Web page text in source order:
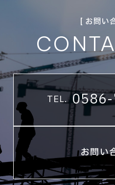
[ お問い
TEL.
お問い